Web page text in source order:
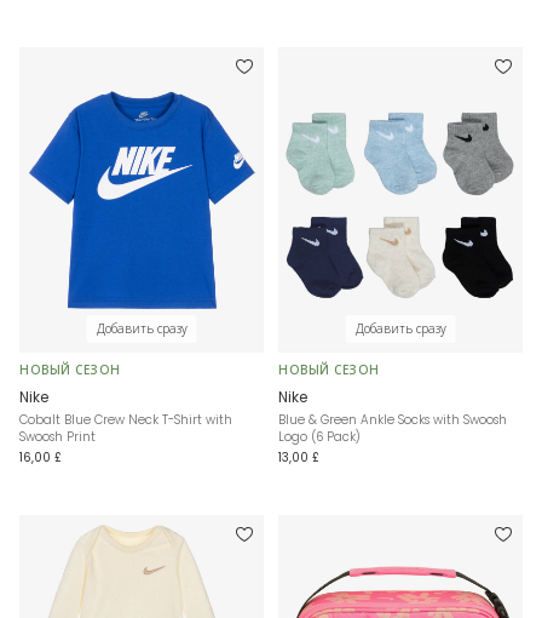
Добавить сразу
НОВЫЙ СЕЗОН
Nike
Cobalt Blue Crew Neck T-Shirt with
Swoosh Print
16,00 £
Добавить сразу
НОВЫЙ СЕЗОН
Nike
Blue & Green Ankle Socks with Swoosh
Logo (6 Pack)
13,00 £